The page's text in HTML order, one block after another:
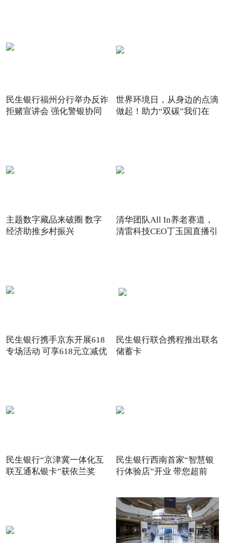
民生银行福州分行举办反诈
拒赌宣讲会 强化警银协同
世界环境日，从身边的点滴
做起！助力“双碳”我们在
主题数字藏品来破圈 数字
经济助推乡村振兴
清华团队All In养老赛道，
清雷科技CEO丁玉国直播引
民生银行携手京东开展618
专场活动 可享618元立减优
民生银行联合携程推出联名
储蓄卡
民生银行“京津冀一体化互
联互通私银卡”获依兰奖
民生银行西南首家“智慧银
行体验店”开业 带您超前